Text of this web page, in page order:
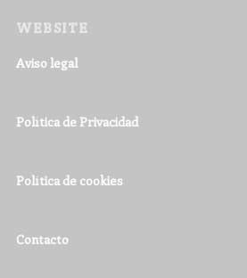
WEBSITE
Aviso legal
Política de Privacidad
Política de cookies
Contacto